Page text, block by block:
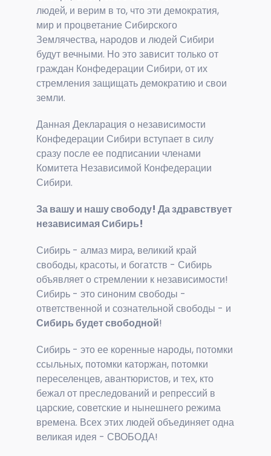
людей, и верим в то, что эти демократия,
мир и процветание Сибирского
Землячества, народов и людей Сибири
будут вечными. Но это зависит только от
граждан Конфедерации Сибири, от их
стремления защищать демократию и свои
земли.
Данная Декларация о независимости
Конфедерации Сибири вступает в силу
сразу после ее подписании членами
Комитета Независимой Конфедерации
Сибири.
За вашу и нашу свободу! Да здравствует
независимая Сибирь!
Сибирь - алмаз мира, великий край
свободы, красоты, и богатств - Сибирь
объявляет о стремлении к независимости!
Сибирь - это синоним свободы -
ответственной и сознательной свободы - и
Сибирь будет свободной!
Сибирь - это ее коренные народы, потомки
ссыльных, потомки каторжан, потомки
переселенцев, авантюристов, и тех, кто
бежал от преследований и репрессий в
царские, советские и нынешнего режима
времена. Всех этих людей объединяет одна
великая идея - СВОБОДА!